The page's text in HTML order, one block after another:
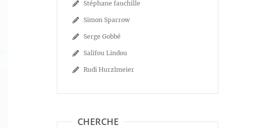
Stéphane fauchille
Simon Sparrow
Serge Gobbé
Salifou Lindou
Rudi Hurzlmeier
CHERCHE